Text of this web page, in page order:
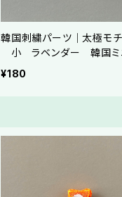
韓国刺繍パーツ｜太極モ
小 ラベンダー 韓国ミ
ゲやストラップ制作にご利用
¥180